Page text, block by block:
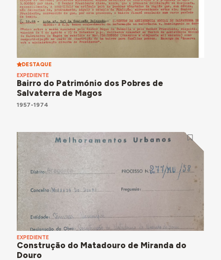
DESTAQUE
EXPEDIENTE
Bairro do Património dos Pobres de
Salvaterra de Magos
1957-1974
EXPEDIENTE
Construção do Matadouro de Miranda do
Douro